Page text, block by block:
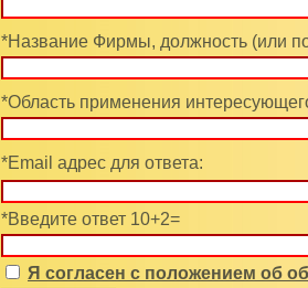
*Название Фирмы, должность (или
*Область применения
*Email адрес для ответа:
*Введите ответ 10+2=
Я согласен с положением об